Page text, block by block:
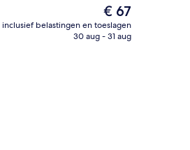
De
huidige
prijs
€ 67
inclusief belastingen en toeslagen
30 aug - 31 aug